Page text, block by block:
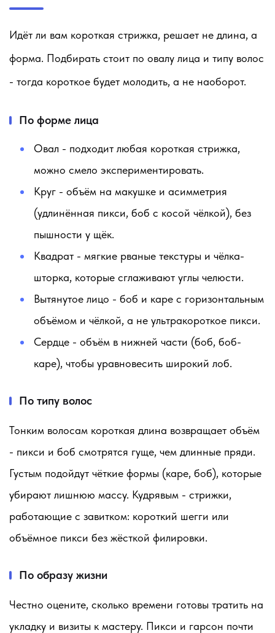
Идёт ли вам короткая стрижка, решает не длина, а
форма. Подбирать стоит по овалу лица и типу волос
- тогда короткое будет молодить, а не наоборот.
По форме лица
Овал - подходит любая короткая стрижка,
можно смело экспериментировать.
Круг - объём на макушке и асимметрия
(удлинённая пикси, боб с косой чёлкой), без
пышности у щёк.
Квадрат - мягкие рваные текстуры и чёлка-
шторка, которые сглаживают углы челюсти.
Вытянутое лицо - боб и каре с горизонтальным
объёмом и чёлкой, а не ультракороткое пикси.
Сердце - объём в нижней части (боб, боб-
каре), чтобы уравновесить широкий лоб.
По типу волос
Тонким волосам короткая длина возвращает объём
- пикси и боб смотрятся гуще, чем длинные пряди.
Густым подойдут чёткие формы (каре, боб), которые
убирают лишнюю массу. Кудрявым - стрижки,
работающие с завитком: короткий шегги или
объёмное пикси без жёсткой филировки.
По образу жизни
Честно оцените, сколько времени готовы тратить на
укладку и визиты к мастеру. Пикси и гарсон почти